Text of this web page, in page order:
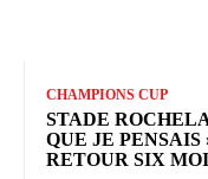
CHAMPIONS CUP
STADE
QUE JE PENSAIS
RETOUR SIX